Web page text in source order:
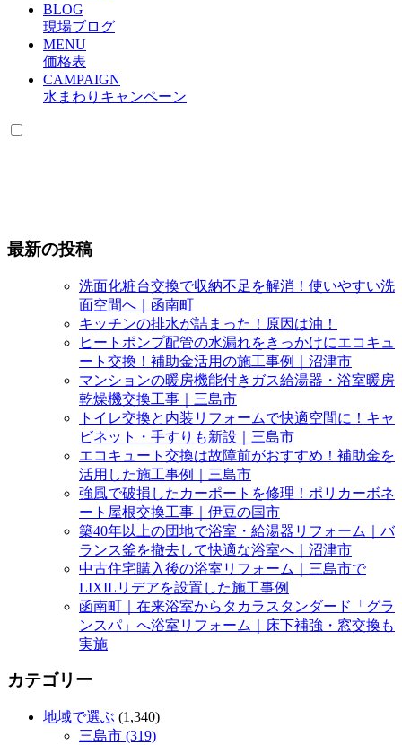
BLOG
現場ブログ
MENU
価格表
CAMPAIGN
水まわりキャンペーン
最新の投稿
洗面化粧台交換で収納不足を解消！使いやすい洗
面空間へ｜函南町
キッチンの排水が詰まった！原因は油！
ヒートポンプ配管の水漏れをきっかけにエコキュ
ート交換！補助金活用の施工事例｜沼津市
マンションの暖房機能付きガス給湯器・浴室暖房
乾燥機交換工事｜三島市
トイレ交換と内装リフォームで快適空間に！キャ
ビネット・手すりも新設｜三島市
エコキュート交換は故障前がおすすめ！補助金を
活用した施工事例｜三島市
強風で破損したカーポートを修理！ポリカーボネ
ート屋根交換工事｜伊豆の国市
築40年以上の団地で浴室・給湯器リフォーム｜バ
ランス釜を撤去して快適な浴室へ｜沼津市
中古住宅購入後の浴室リフォーム｜三島市で
LIXILリデアを設置した施工事例
函南町｜在来浴室からタカラスタンダード「グラ
ンスパ」へ浴室リフォーム｜床下補強・窓交換も
実施
カテゴリー
地域で選ぶ (1,340)
三島市 (319)